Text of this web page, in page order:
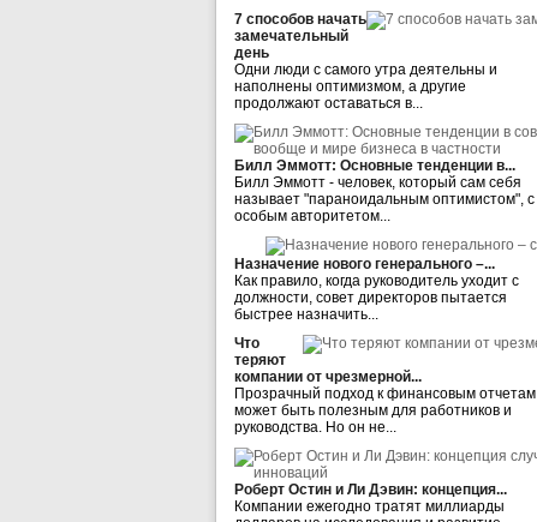
7 способов начать
замечательный
день
Одни люди с самого утра деятельны и
наполнены оптимизмом, а другие
продолжают оставаться в...
Билл Эммотт: Основные тенденции в...
Билл Эммотт - человек, который сам себя
называет "параноидальным оптимистом", с
особым авторитетом...
Назначение нового генерального –...
Как правило, когда руководитель уходит с
должности, совет директоров пытается
быстрее назначить...
Что
теряют
компании от чрезмерной...
Прозрачный подход к финансовым отчетам
может быть полезным для работников и
руководства. Но он не...
Роберт Остин и Ли Дэвин: концепция...
Компании ежегодно тратят миллиарды